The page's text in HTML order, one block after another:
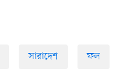
সারাদেশ ফল